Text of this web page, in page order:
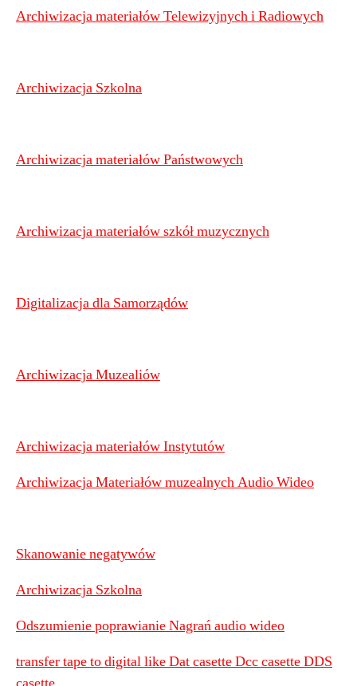
Archiwizacja materiałów Telewizyjnych i Radiowych
Archiwizacja Szkolna
Archiwizacja materiałów Państwowych
Archiwizacja materiałów szkół muzycznych
Digitalizacja dla Samorządów
Archiwizacja Muzealiów
Archiwizacja materiałów Instytutów
Archiwizacja Materiałów muzealnych Audio Wideo
Skanowanie negatywów
Archiwizacja Szkolna
Odszumienie poprawianie Nagrań audio wideo
transfer tape to digital like Dat casette Dcc casette DDS